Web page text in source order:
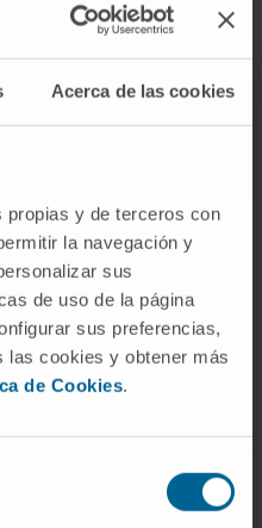
Acerca de las cookies
propias y de terceros con
la navegación y
sus
de uso de la página
sus preferencias,
las cookies y obtener más
de Cookies.
SUBSCRIBE